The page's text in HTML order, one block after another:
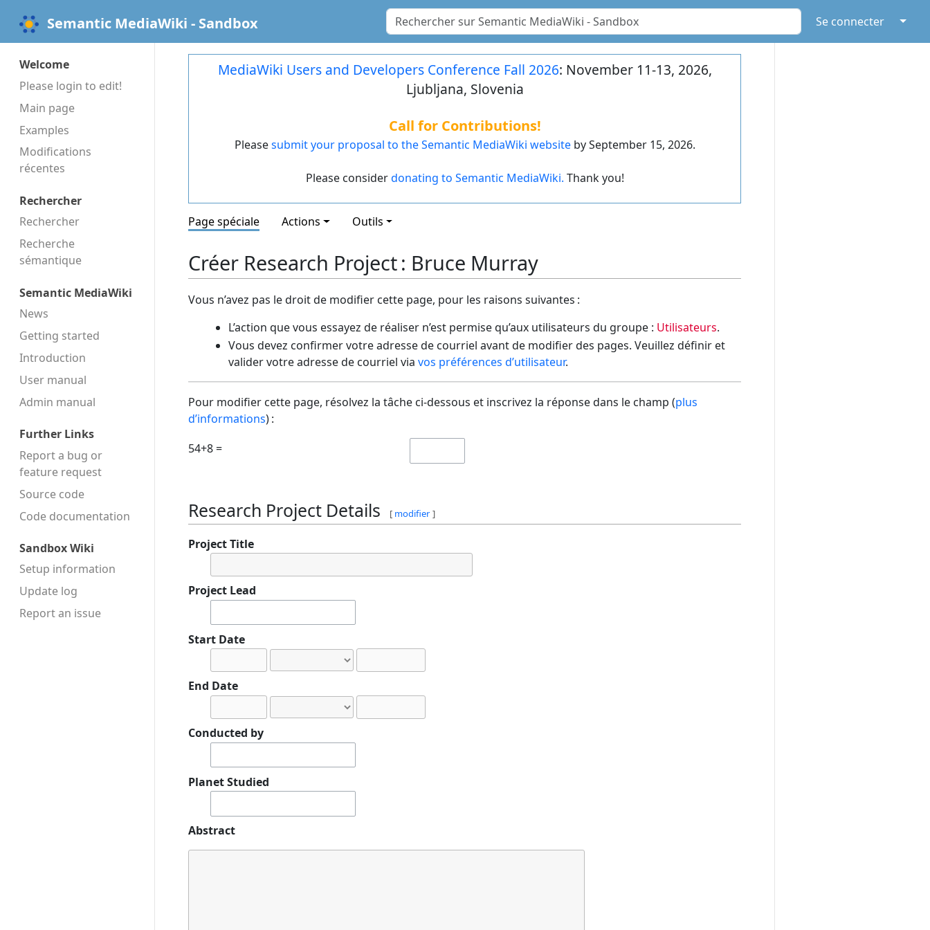
Semantic MediaWiki - Sandbox Se connecter ↓
Welcome
Please login to edit!
Main page
Examples
Modifications
récentes
Rechercher
Rechercher
Recherche
sémantique
Semantic MediaWiki
News
Getting started
Introduction
User manual
Admin manual
Further Links
Report a bug or
feature request
Source code
Code docu­mentation
Sandbox Wiki
Setup information
Update log
Report an issue
MediaWiki Users and Developers Conference Fall 2026: November 11-13, 2026,
Ljubljana, Slovenia
Call for Contributions!
Pleasesubmit your proposal to the Semantic MediaWiki websiteby September 15, 2026.
Please considerdonating to Semantic MediaWiki. Thank you!
Page spéciale Actions Outils
Créer Research Project : Bruce Murray
Vous n’avez pas le droit de modifier cette page, pour les raisons suivantes :
L’action que vous essayez de réaliser n’est permise qu’aux utilisateurs du groupe : Utilisateurs.
Vous devez confirmer votre adresse de courriel avant de modifier des pages. Veuillez définir et
valider votre adresse de courriel via vos préférences d’utilisateur.
Pour modifier cette page, résolvez la tâche ci-dessous et inscrivez la réponse dans le champ (plus
d’informations) :
54+8 =
Research Project Details [ modifier ]
Project Title
Project Lead
Start Date
End Date
Conducted by
Planet Studied
Abstract